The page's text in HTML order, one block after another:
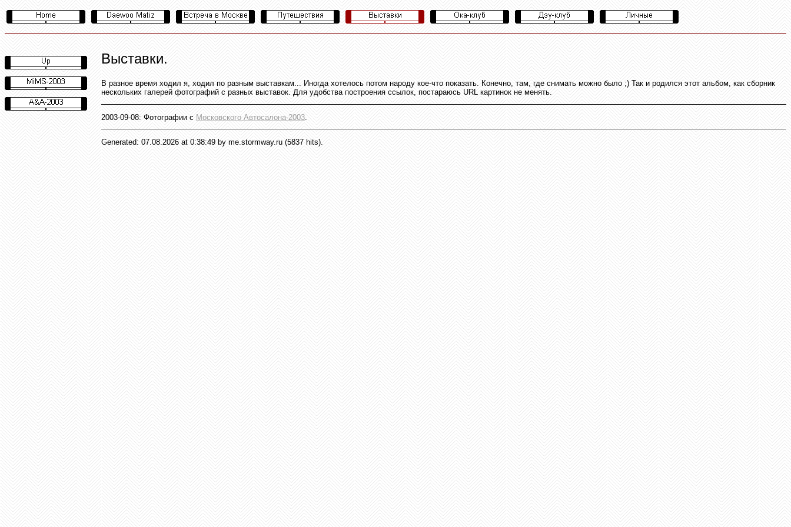
Выставки.
В разное время ходил я, ходил по разным выставкам... Иногда хотелось потом народу кое-что показать. Конечно, там, где снимать можно было ;) Так и родился этот альбом, как сборник
нескольких галерей фотографий с разных выставок. Для удобства построения ссылок, постараюсь URL картинок не менять.
2003-09-08: Фотографии с Московского Автосалона-2003
Generated: 07.08.2026 at 0:38:49 by me.stormway.ru (5837 hits).